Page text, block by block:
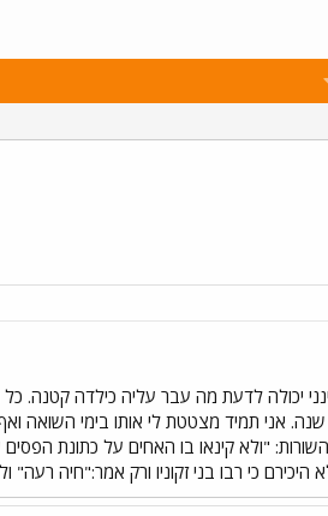
יכולה לדעת מה עבר עליה כילדה קטנה.
למדתי אותו והוא השאיר עלי רושם עז. אני זוכרת אותו כמעט 40 שנה.
השורות: "ולא קינאו בו האחים על כתונת
כי רבו בני זקוניו ורק אמר:"חיה רעה"